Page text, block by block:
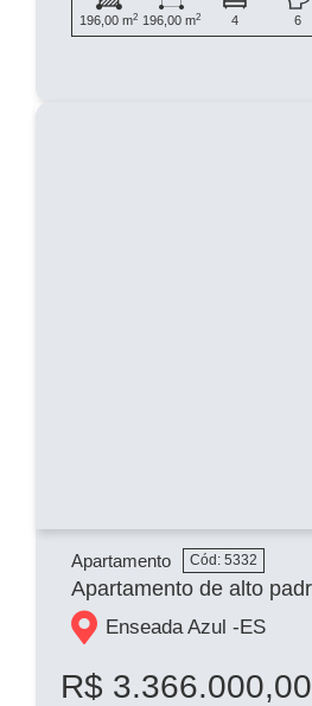
196,00 m2 196,00 m2 4 6
Apartamento Cód: 5332
Enseada Azul -ES
R$ 3.366.000,00